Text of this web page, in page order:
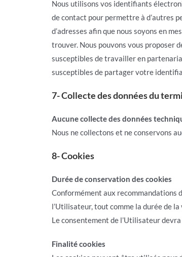
Nous utilisons vos identifiants
de contact pour permettre à d’autres
d’adresses afin que nous soyons en
trouver. Nous pouvons vous proposer
susceptibles de travailler en
susceptibles de partager votre
7- Collecte des données du
Aucune collecte des données
Nous ne collectons et ne conservons
8- Cookies
Durée de conservation des cookies
Conformément aux recommandations
l’Utilisateur, tout comme la durée de
Le consentement de l’Utilisateur
Finalité cookies